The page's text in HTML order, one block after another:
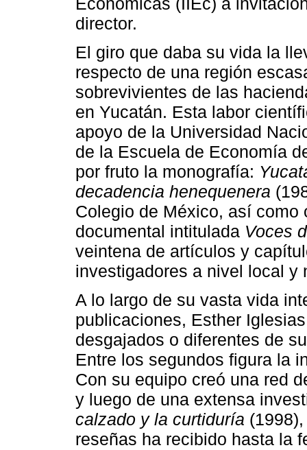
director.
El giro que daba su vida la
respecto de una región
sobrevivientes de las
en Yucatán. Esta labor
apoyo de la Universidad
de la Escuela de Economía
por fruto la monografía:
decadencia henequenera
Colegio de México, así
documental intitulada Voces
veintena de artículos y
investigadores a nivel local y
A lo largo de su vasta vida
publicaciones, Esther
desgajados o diferentes de
Entre los segundos figura la
Con su equipo creó una red
y luego de una extensa
calzado y la curtiduría
reseñas ha recibido hasta la